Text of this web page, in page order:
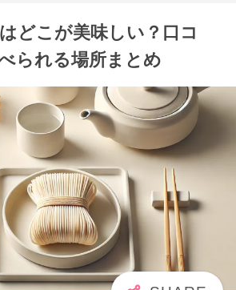
どこが美味しい？口コ
られる場所まとめ